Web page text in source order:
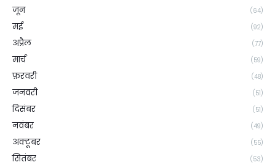
जून (64)
मई (92)
अप्रैल (77)
मार्च (59)
फ़रवरी (48)
जनवरी (51)
दिसंबर (51)
नवंबर (49)
अक्टूबर (55)
सितंबर (53)